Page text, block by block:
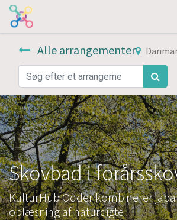
Alle arrangementer
Skovbad i
KulturHub Odder kombinerer
oplæsning af naturdigte